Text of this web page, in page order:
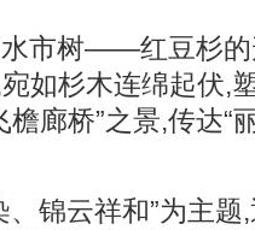
市树——红豆杉的
如杉木连绵起伏,
廊桥”之景,传达“
、锦云祥和”为主